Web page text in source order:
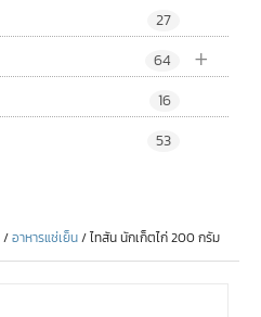
27
+
64
16
53
/อาหารแช่เย็น/ ไทสัน นักเก็ตไก่ 200 กรัม